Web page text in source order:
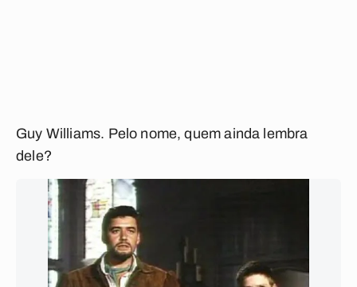
Guy Williams. Pelo nome, quem ainda lembra
dele?